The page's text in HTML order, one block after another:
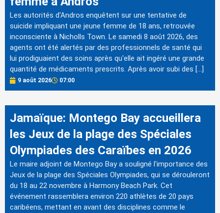
Les autorités d'Andros enquêtent sur une tentative de
suicide impliquant une jeune femme de 18 ans, retrouvée
inconsciente à Nicholls Town. Le samedi 8 août 2026, des
agents ont été alertés par des professionnels de santé qui
lui prodiguaient des soins après qu'elle ait ingéré une grande
quantité de médicaments prescrits. Après avoir subi des […]
9 août 2026 07:00
Jamaïque: Montego Bay accueillera
les Jeux de la plage des Spéciales
Olympiades des Caraïbes en 2026
Le maire adjoint de Montego Bay a souligné l'importance des
Jeux de la plage des Spéciales Olympiades, qui se dérouleront
du 18 au 22 novembre à Harmony Beach Park. Cet
événement rassemblera environ 220 athlètes de 20 pays
caribéens, mettant en avant des disciplines comme le